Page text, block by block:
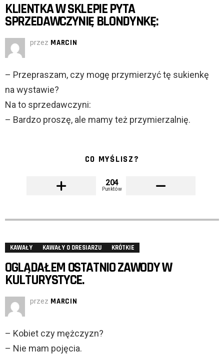
KLIENTKA W SKLEPIE PYTA
SPRZEDAWCZYNIĘ BLONDYNKĘ:
przez MARCIN
– Przepraszam, czy mogę przymierzyć tę sukienkę
na wystawie?
Na to sprzedawczyni:
– Bardzo proszę, ale mamy też przymierzalnię.
CO MYŚLISZ?
204
Punktów
KAWAŁY KAWAŁY O DRESIARZU KRÓTKIE
OGLĄDAŁEM OSTATNIO ZAWODY W
KULTURYSTYCE.
przez MARCIN
– Kobiet czy mężczyzn?
– Nie mam pojęcia.